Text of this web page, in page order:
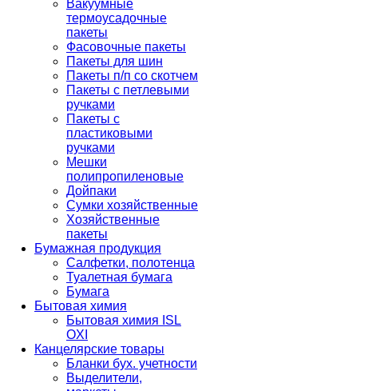
Вакуумные
термоусадочные
пакеты
Фасовочные пакеты
Пакеты для шин
Пакеты п/п со скотчем
Пакеты с петлевыми
ручками
Пакеты с
пластиковыми
ручками
Мешки
полипропиленовые
Дойпаки
Сумки хозяйственные
Хозяйственные
пакеты
Бумажная продукция
Салфетки, полотенца
Туалетная бумага
Бумага
Бытовая химия
Бытовая химия ISL
OXI
Канцелярские товары
Бланки бух. учетности
Выделители,